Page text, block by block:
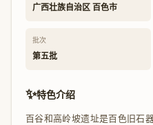
广西壮族自治区 百色市
批次
第五批
✨特色介绍
百谷和高岭坡遗址是百色旧石